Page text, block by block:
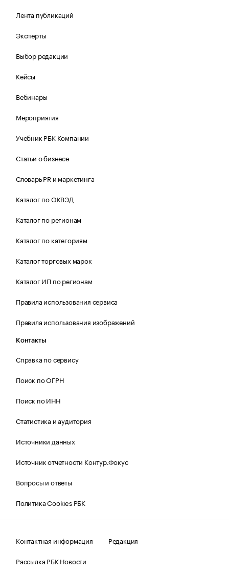
Лента публикаций
Эксперты
Выбор редакции
Кейсы
Вебинары
Мероприятия
Учебник РБК Компании
Статьи о бизнесе
Словарь PR и маркетинга
Каталог по ОКВЭД
Каталог по регионам
Каталог по категориям
Каталог торговых марок
Каталог ИП по регионам
Правила использования сервиса
Правила использования изображений
Контакты
Справка по сервису
Поиск по ОГРН
Поиск по ИНН
Статистика и аудитория
Источники данных
Источник отчетности Контур.Фокус
Вопросы и ответы
Политика Cookies РБК
Контактная информация
Редакция
Рассылка РБК Новости